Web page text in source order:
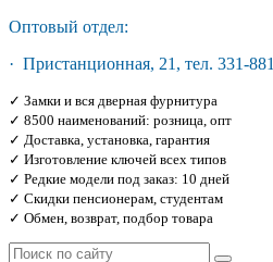
Оптовый отдел:
· Пристанционная, 21, тел. 331-881
✓ Замки и вся дверная фурнитура
✓ 8500 наименований: розница, опт
✓ Доставка, установка, гарантия
✓ Изготовление ключей всех типов
✓ Редкие модели под заказ: 10 дней
✓ Скидки пенсионерам, студентам
✓ Обмен, возврат, подбор товара